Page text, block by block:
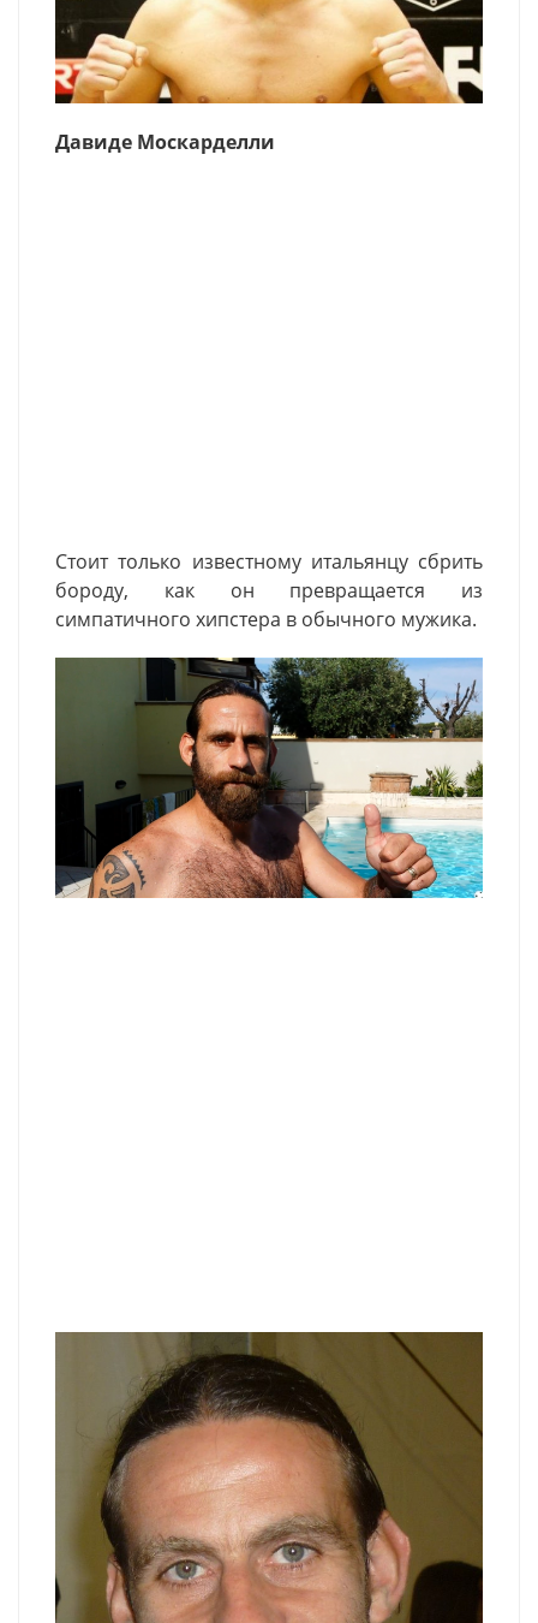
Давиде Москарделли
Стоит только известному итальянцу сбрить
бороду, как он превращается из
симпатичного хипстера в обычного мужика.